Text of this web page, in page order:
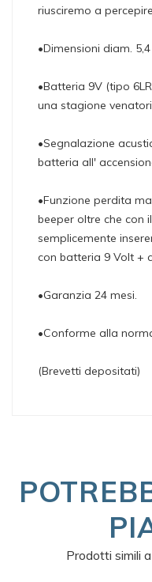
riusciremo a
•Dimensioni diam.
•Batteria 9V (tipo
una stagione
•Segnalazione
batteria all'
•Funzione perdita
beeper oltre che con
semplicemente
con batteria 9 Volt +
•Garanzia 24 mesi.
•Conforme alla
(Brevetti depositati)
Prodotti simili